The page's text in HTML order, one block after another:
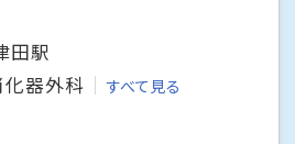
田駅
化器外科 すべて見る